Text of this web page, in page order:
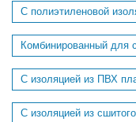
C полиэтиленовой
Комбинированный для
С изоляцией из ПВХ
С изоляцией из